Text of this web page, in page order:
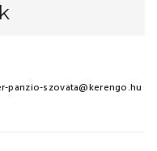
panzio-szovata@kerengo.hu